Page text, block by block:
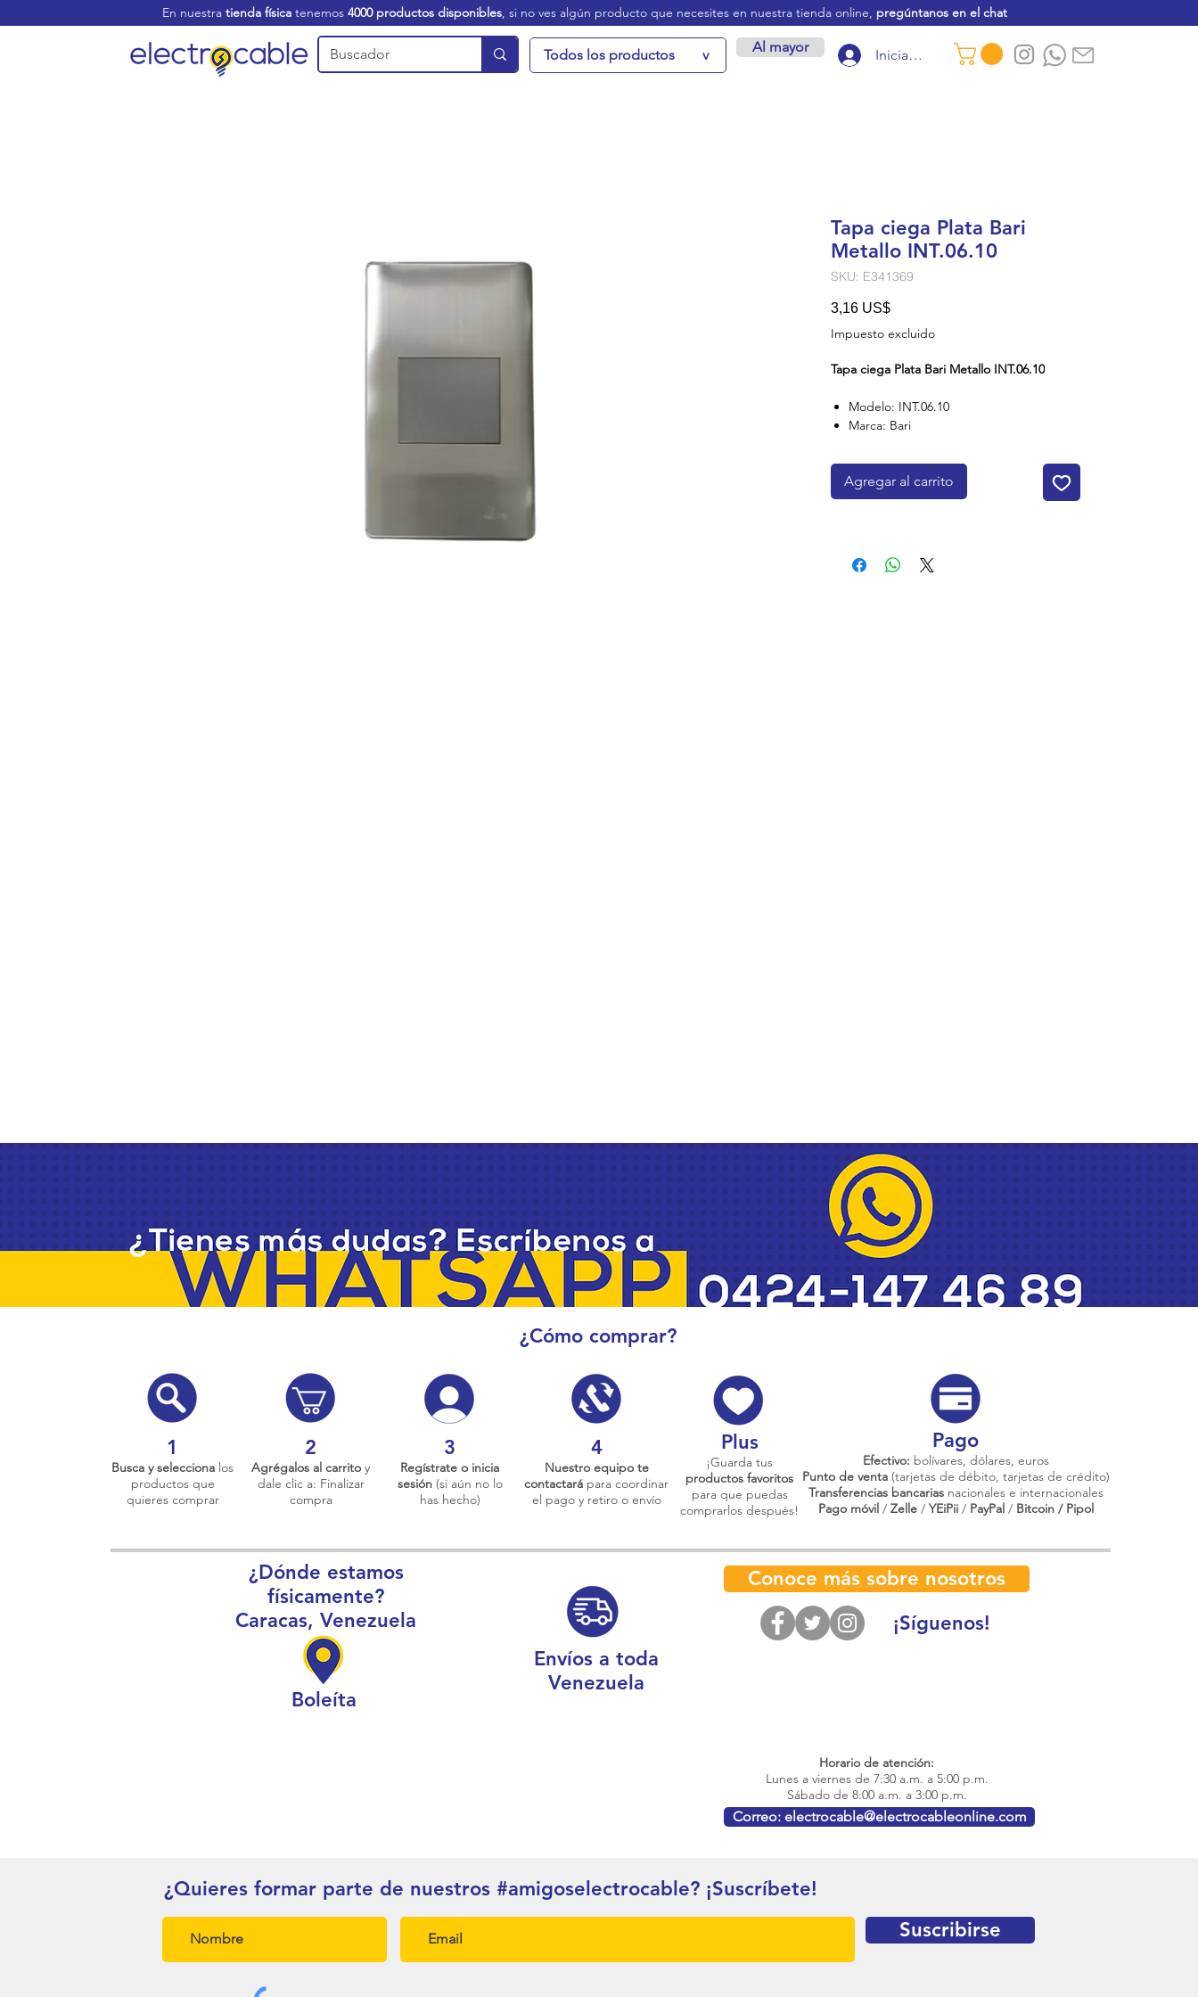
En nuestra tienda física tenemos 4000 productos disponibles, si no ves algún producto que necesites en nuestra tienda online, pregúntanos en el chat
Todos los productos v Al mayor Iniciar sesión
Tapa ciega Plata Bari
Metallo INT.06.10
SKU: E341369
3,16 US$Precio
Impuesto excluido
Tapa ciega Plata Bari Metallo INT.06.10
Modelo: INT.06.10
Marca: Bari
Agregar al carrito
¿Cómo comprar?
1
Busca y selecciona los
productos que
quieres comprar
2
Agrégalos al carrito y
dale clic a: Finalizar
compra
3
Regístrate o inicia
sesión(si aún no lo
has hecho)
4
Nuestro equipo te
contactará para coordinar
el pago y retiro o envío
Plus
¡Guarda tus
productos favoritos
para que puedas
comprarlos después!
Pago
Efectivo: bolívares, dólares, euros
Punto de venta (tarjetas de débito, tarjetas de crédito)
Transferencias bancariasnacionales e internacionales
Pago móvil/ Zelle/ YEiPii/ PayPal / Bitcoin / Pipol
¿Dónde estamos
físicamente?
Caracas, Venezuela
Boleíta
Envíos a toda
Venezuela
Conoce más sobre nosotros
¡Síguenos!
Horario de atención:
Lunes a viernes de 7:30 a.m. a 5:00 p.m.
Sábado de 8:00 a.m. a 3:00 p.m.
Correo: electrocable@electrocableonline.com
¿Quieres formar parte de nuestros #amigoselectrocable? ¡Suscríbete!
Suscribirse